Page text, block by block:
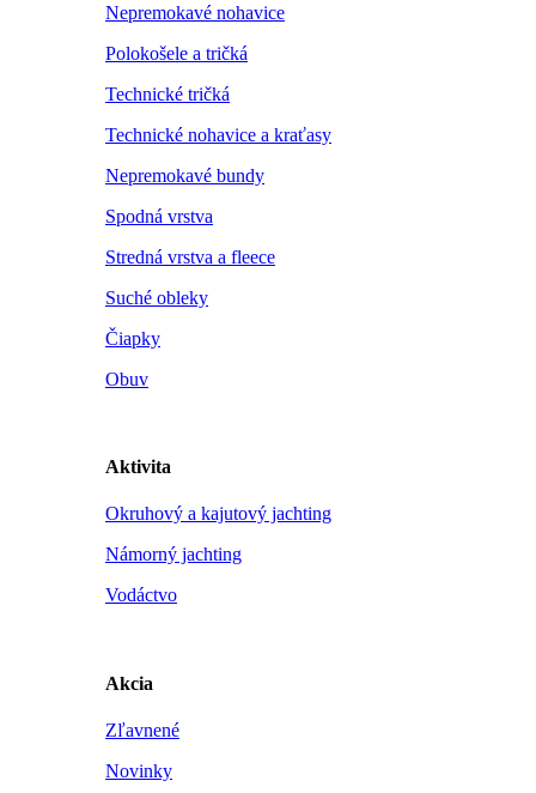
Nepremokavé nohavice
Polokošele a tričká
Technické tričká
Technické nohavice a kraťasy
Nepremokavé bundy
Spodná vrstva
Stredná vrstva a fleece
Suché obleky
Čiapky
Obuv
Aktivita
Okruhový a kajutový jachting
Námorný jachting
Vodáctvo
Akcia
Zľavnené
Novinky